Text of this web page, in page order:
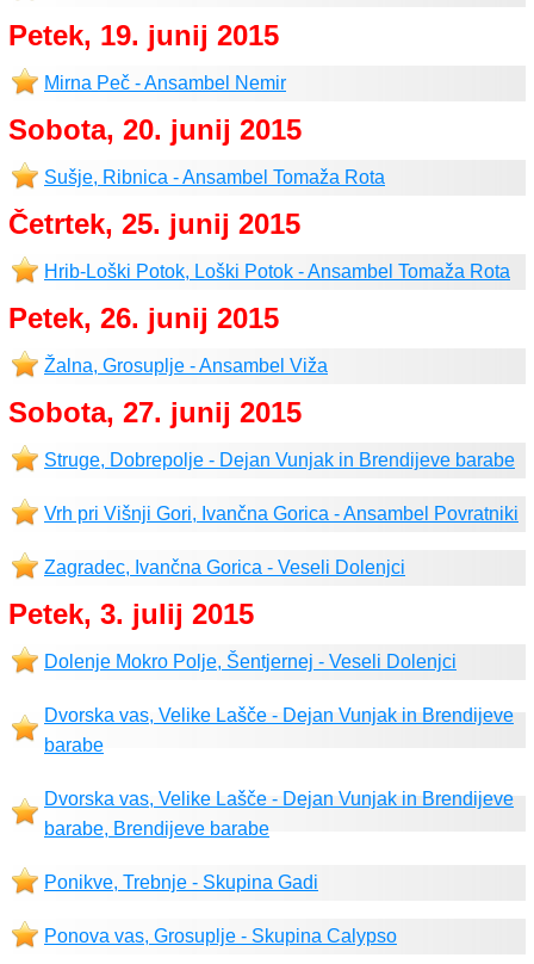
Petek, 19. junij 2015
Mirna Peč - Ansambel Nemir
Sobota, 20. junij 2015
Sušje, Ribnica - Ansambel Tomaža Rota
Četrtek, 25. junij 2015
Hrib-Loški Potok, Loški Potok - Ansambel Tomaža Rota
Petek, 26. junij 2015
Žalna, Grosuplje - Ansambel Viža
Sobota, 27. junij 2015
Struge, Dobrepolje - Dejan Vunjak in Brendijeve barabe
Vrh pri Višnji Gori, Ivančna Gorica - Ansambel Povratniki
Zagradec, Ivančna Gorica - Veseli Dolenjci
Petek, 3. julij 2015
Dolenje Mokro Polje, Šentjernej - Veseli Dolenjci
Dvorska vas, Velike Lašče - Dejan Vunjak in Brendijeve
barabe
Dvorska vas, Velike Lašče - Dejan Vunjak in Brendijeve
barabe, Brendijeve barabe
Ponikve, Trebnje - Skupina Gadi
Ponova vas, Grosuplje - Skupina Calypso